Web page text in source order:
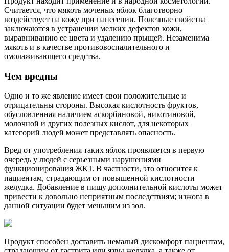
Считается, что мякоть моченых яблок благотворно
воздействует на кожу при нанесении. Полезные свойства
заключаются в устранении мелких дефектов кожи,
выравниванию ее цвета и удалению прыщей. Незаменима
мякоть и в качестве противовоспалительного и
омолаживающего средства.
Чем вредны
Одно и то же явление имеет свои положительные и
отрицательны стороны. Высокая кислотность фруктов,
обусловленная наличием аскорбиновой, никотиновой,
молочной и других полезных кислот, для некоторых
категорий людей может представлять опасность.
Вред от употребления таких яблок проявляется в первую
очередь у людей с серьезными нарушениями
функционирования ЖКТ. В частности, это относится к
пациентам, страдающим от повышенной кислотности
желудка. Добавление в пищу дополнительной кислоты может
привести к довольно неприятным последствиям; изжога в
данной ситуации будет меньшим из зол.
Продукт способен доставить немалый дискомфорт пациентам,